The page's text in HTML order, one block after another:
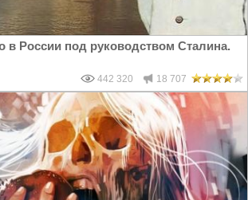
в России под руководством Сталина.
442 320 18 707